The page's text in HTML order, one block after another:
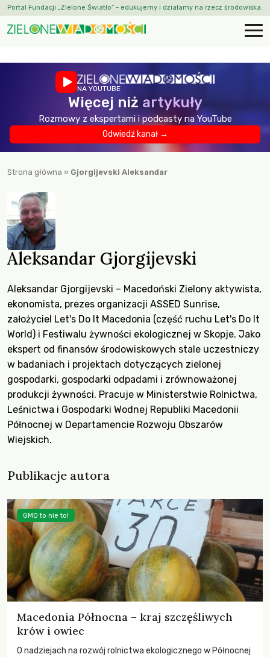
Portal Fundacji „Zielone Światło” - edukujemy i działamy na rzecz środowiska.
NA YOUTUBE
Więcej niż artykuły
Rozmowy z ekspertami i podcasty na YouTube
Odwiedź kanał →
Strona główna » Gjorgijevski Aleksandar
Aleksandar Gjorgijevski
Aleksandar Gjorgijevski – Macedoński Zielony aktywista,
ekonomista, prezes organizacji ASSED Sunrise,
założyciel Let's Do It Macedonia (część ruchu Let's Do It
World) i Festiwalu żywności ekologicznej w Skopje. Jako
ekspert od finansów środowiskowych stale uczestniczy
w badaniach i projektach dotyczących zielonej
gospodarki, gospodarki odpadami i zrównoważonej
produkcji żywności. Pracuje w Ministerstwie Rolnictwa,
Leśnictwa i Gospodarki Wodnej Republiki Macedonii
Północnej w Departamencie Rozwoju Obszarów
Wiejskich.
Publikacje autora
Macedonia Północna – kraj szczęśliwych
krów i owiec
O nadziejach na rozwój rolnictwa ekologicznego w Północnej
GMO to nie to!